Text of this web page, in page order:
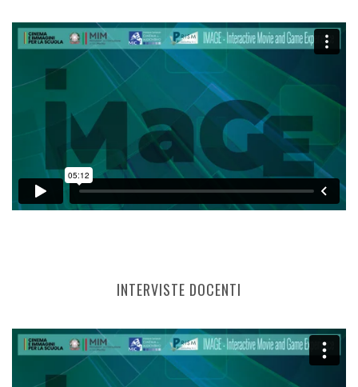
INTERVISTE DOCENTI